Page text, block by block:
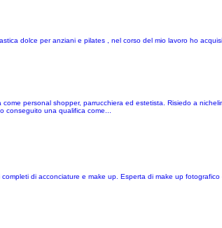
dolce per anziani e pilates , nel corso del mio lavoro ho
personal shopper, parrucchiera ed estetista. Risiedo a
conseguito una qualifica come...
di acconciature e make up. Esperta di make up